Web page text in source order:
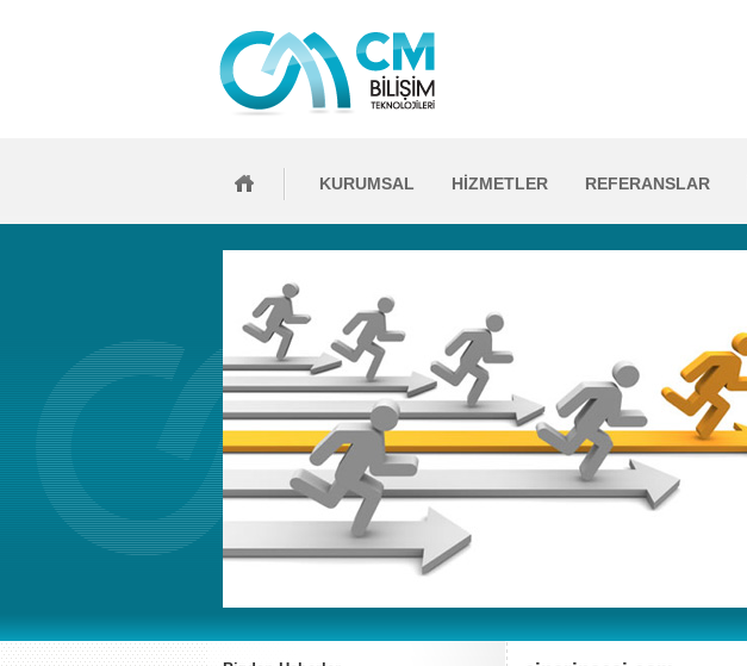
KURUMSAL HİZMETLER REFERANSLAR